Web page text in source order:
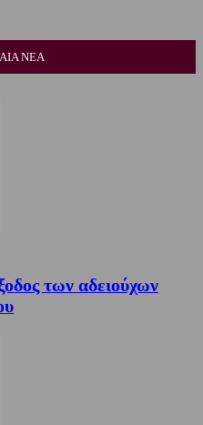
ΝΕΑ
των αδειούχων